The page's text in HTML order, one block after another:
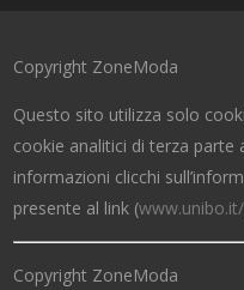
Copyright ZoneModa
Questo sito utilizza solo
cookie analitici di terza parte
informazioni clicchi
presente al link (
Copyright ZoneModa